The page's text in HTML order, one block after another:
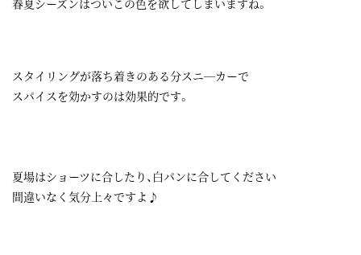
春夏シーズンはついこの色を欲してしまいますね。
スタイリングが落ち着きのある分スニ―カーで
スパイスを効かすのは効果的です。
夏場はショーツに合したり、白パンに合してください
間違いなく気分上々ですよ♪